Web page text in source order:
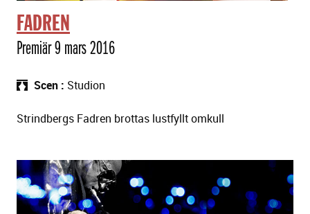
FADREN
Premiär 9 mars 2016
Scen Studion
Strindbergs Fadren brottas lustfyllt omkull